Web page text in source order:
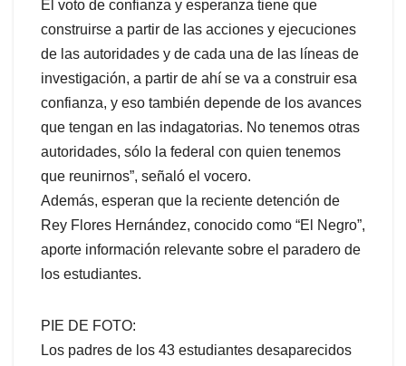
El voto de confianza y esperanza tiene que
construirse a partir de las acciones y ejecuciones
de las autoridades y de cada una de las líneas de
investigación, a partir de ahí se va a construir esa
confianza, y eso también depende de los avances
que tengan en las indagatorias. No tenemos otras
autoridades, sólo la federal con quien tenemos
que reunirnos”, señaló el vocero.
Además, esperan que la reciente detención de
Rey Flores Hernández, conocido como “El Negro”,
aporte información relevante sobre el paradero de
los estudiantes.
PIE DE FOTO:
Los padres de los 43 estudiantes desaparecidos